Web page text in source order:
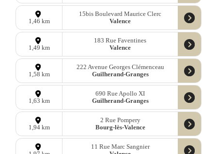
1,46 km
15bis Boulevard Maurice Clerc
Valence
1,49 km
183 Rue Faventines
Valence
1,58 km
222 Avenue Georges Clémenceau
Guilherand-Granges
1,63 km
690 Rue Apollo XI
Guilherand-Granges
1,94 km
2 Rue Pompery
Bourg-lès-Valence
11 Rue Marc Sangnier